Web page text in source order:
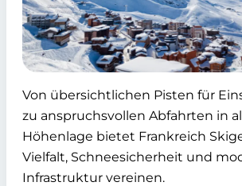
Von übersichtlichen Pisten für
zu anspruchsvollen Abfahrten in
Höhenlage bietet Frankreich
Vielfalt, Schneesicherheit und
Infrastruktur vereinen.